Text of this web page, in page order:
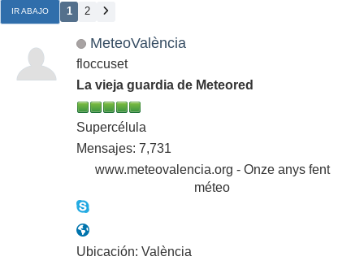
IR ABAJO 1 2
MeteoValència
floccuset
La vieja guardia de Meteored
Supercélula
Mensajes: 7,731
www.meteovalencia.org - Onze anys fent
méteo
Ubicación: València